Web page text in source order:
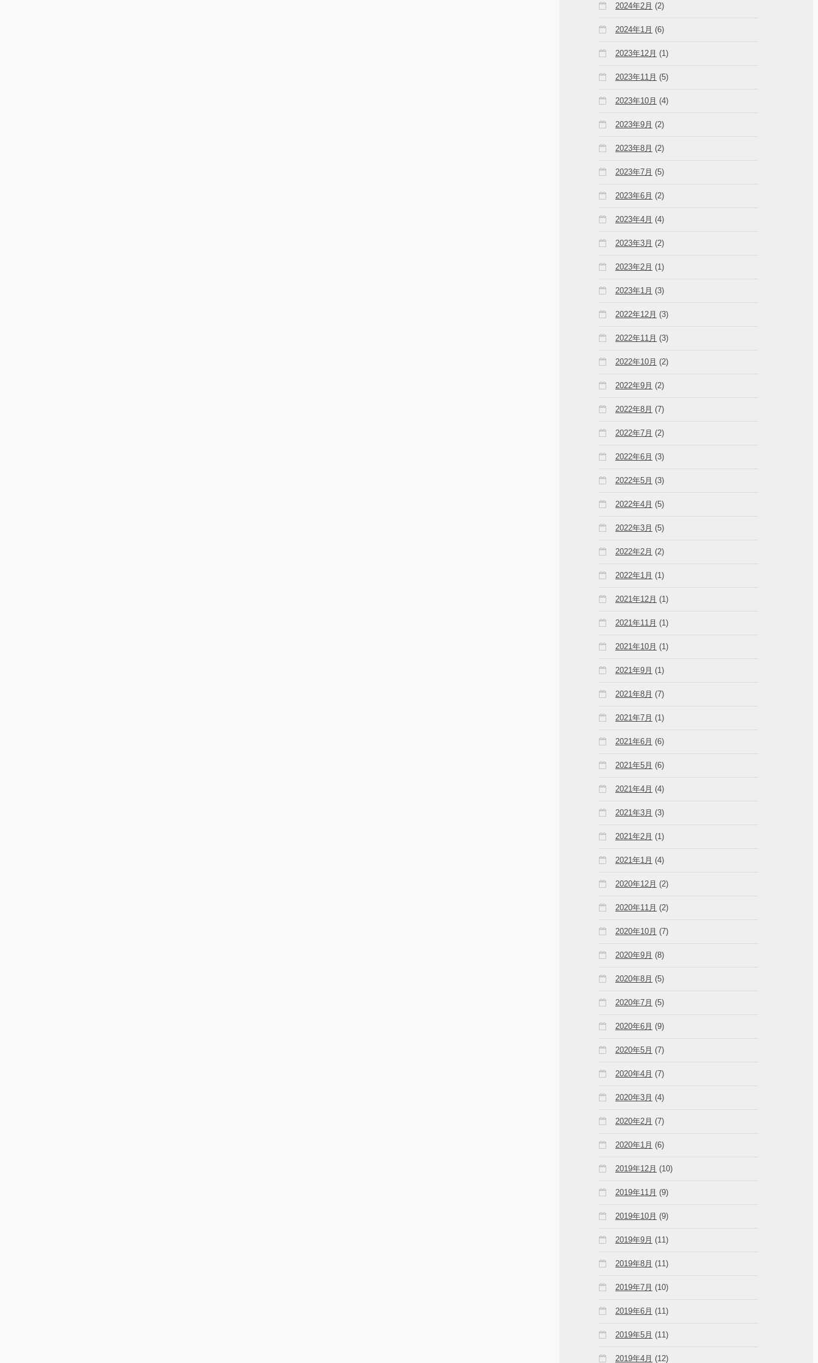
2024年2月 (2)
2024年1月 (6)
2023年12月 (1)
2023年11月 (5)
2023年10月 (4)
2023年9月 (2)
2023年8月 (2)
2023年7月 (5)
2023年6月 (2)
2023年4月 (4)
2023年3月 (2)
2023年2月 (1)
2023年1月 (3)
2022年12月 (3)
2022年11月 (3)
2022年10月 (2)
2022年9月 (2)
2022年8月 (7)
2022年7月 (2)
2022年6月 (3)
2022年5月 (3)
2022年4月 (5)
2022年3月 (5)
2022年2月 (2)
2022年1月 (1)
2021年12月 (1)
2021年11月 (1)
2021年10月 (1)
2021年9月 (1)
2021年8月 (7)
2021年7月 (1)
2021年6月 (6)
2021年5月 (6)
2021年4月 (4)
2021年3月 (3)
2021年2月 (1)
2021年1月 (4)
2020年12月 (2)
2020年11月 (2)
2020年10月 (7)
2020年9月 (8)
2020年8月 (5)
2020年7月 (5)
2020年6月 (9)
2020年5月 (7)
2020年4月 (7)
2020年3月 (4)
2020年2月 (7)
2020年1月 (6)
2019年12月 (10)
2019年11月 (9)
2019年10月 (9)
2019年9月 (11)
2019年8月 (11)
2019年7月 (10)
2019年6月 (11)
2019年5月 (11)
2019年4月 (12)